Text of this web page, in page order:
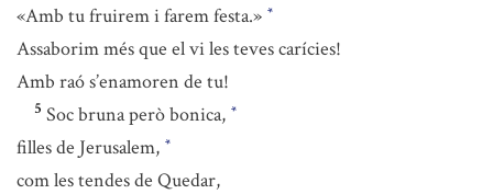
«Amb tu fruirem i farem festa.» *
Assaborim més que el vi les teves carícies!
Amb raó s’enamoren de tu!
5 Soc bruna però bonica, *
filles de Jerusalem, *
com les tendes de Quedar,